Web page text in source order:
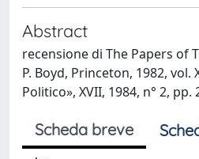
Abstract
recensione di The Papers of
P. Boyd, Princeton, 1982, vol.
Politico», XVII, 1984, n° 2, pp.
Scheda breve